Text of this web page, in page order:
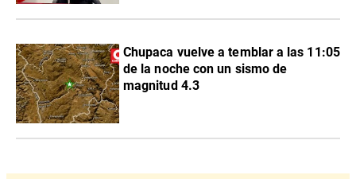
Chupaca vuelve a temblar a las 11:05
de la noche con un sismo de
magnitud 4.3